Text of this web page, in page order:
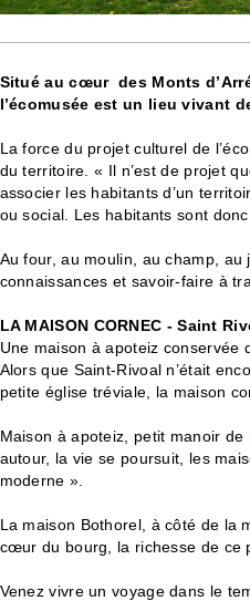
Situé au cœur des Monts
l’écomusée est un lieu vivant
La force du projet culturel de
du territoire. « Il n’est de projet
associer les habitants d’un
ou social. Les habitants sont
Au four, au moulin, au champ,
connaissances et savoir-faire à
LA MAISON CORNEC - Saint
Une maison à apoteiz conservée
Alors que Saint-Rivoal n’était
petite église tréviale, la maison
Maison à apoteiz, petit manoir
autour, la vie se poursuit, les
moderne ».
La maison Bothorel, à côté de la
cœur du bourg, la richesse de ce
Venez vivre un voyage dans le